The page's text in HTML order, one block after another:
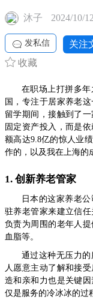
沐子 2024/10/
发私信 关注
收藏
在职场上打拼多
国，专注于居家养老
留学期间，接触到了
固定资产投入，而是
额高达9.8亿的惊人业
作的，以及我在上海的
1. 创新养老管家
日本的这家养老
驻养老管家来建立信
负责为周围的老年人
血脂等。
通过这种无压力
人愿意主动了解和接
造和亲和力也是关键
仅是服务的冷冰冰的过